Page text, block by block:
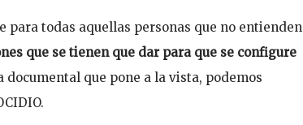
todas aquellas personas que no entienden
que se tienen que dar para que se configure
que pone a la vista, podemos